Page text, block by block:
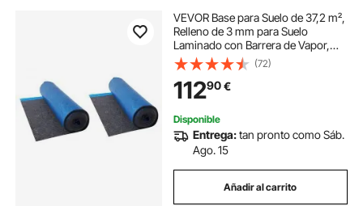
VEVOR Base para Suelo de 37,2 m²,
Relleno de 3 mm para Suelo
Laminado con Barrera de Vapor,
Película de Fibra y PE de Alta
Resistencia, Insonorizante y
Antirruido para Suelos de Vinilo y
Madera
(72)
11290€
Disponible
Entrega:tan pronto como Sáb.
Ago. 15
Añadir al carrito